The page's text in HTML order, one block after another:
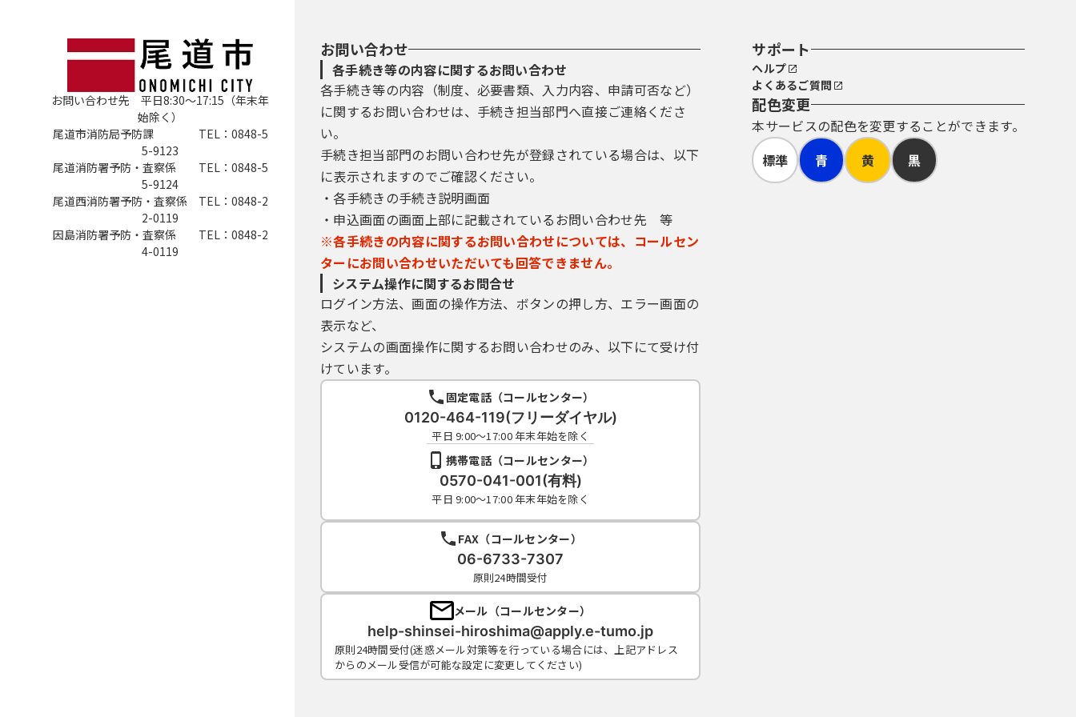
お問い合わせ先 平日8:30～17:15（年末年
始除く）
尾道市消防局予防課 TEL：0848-5
5-9123
尾道消防署予防・査察係 TEL：0848-5
5-9124
尾道西消防署予防・査察係 TEL：0848-2
2-0119
因島消防署予防・査察係 TEL：0848-2
4-0119
お問い合わせ
各手続き等の内容に関するお問い合わせ
各手続き等の内容（制度、必要書類、入力内容、申請可否など）
に関するお問い合わせは、手続き担当部門へ直接ご連絡くださ
い。
手続き担当部門のお問い合わせ先が登録されている場合は、以下
に表示されますのでご確認ください。
・各手続きの手続き説明画面
・申込画面の画面上部に記載されているお問い合わせ先 等
※各手続きの内容に関するお問い合わせについては、コールセン
ターにお問い合わせいただいても回答できません。
システム操作に関するお問合せ
ログイン方法、画面の操作方法、ボタンの押し方、エラー画面の
表示など、
システムの画面操作に関するお問い合わせのみ、以下にて受け付
けています。
固定電話（コールセンター）
0120-464-119(フリーダイヤル)
平日 9:00～17:00 年末年始を除く
携帯電話（コールセンター）
0570-041-001(有料)
平日 9:00～17:00 年末年始を除く
FAX（コールセンター）
06-6733-7307
原則24時間受付
メール（コールセンター）
help-shinsei-hiroshima@apply.e-tumo.jp
原則24時間受付(迷惑メール対策等を行っている場合には、上記アドレス
からのメール受信が可能な設定に変更してください)
サポート
ヘルプ
よくあるご質問
配色変更
本サービスの配色を変更することができます。
標準
青 黄 黒